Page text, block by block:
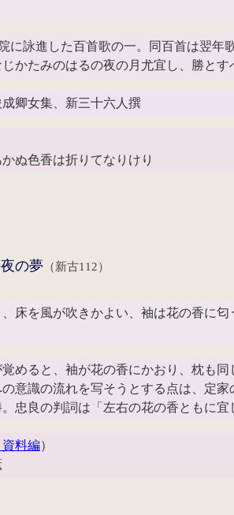
に詠進した百首歌の一。同百首は翌
かたみのはるの夜の月尤宜し、勝とす
卿女集、新三十六人撰
ぬ色香は折りてなりけり
の夢 （新古112）
、床を風が吹きかよい、袖は花の香
覚めると、袖が花の香にかおり、枕も
意識の流れを写そうとする点は、定
忠良の判詞は「左右の花の香ともに
料編）